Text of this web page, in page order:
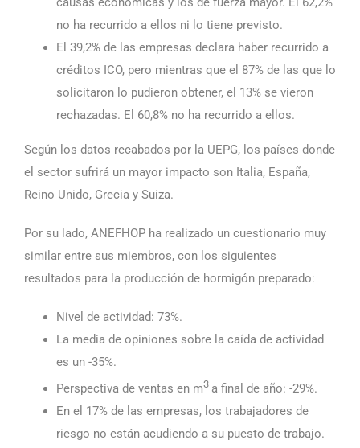
no ha recurrido a ellos ni lo tiene previsto.
El 39,2% de las empresas declara haber recurrido a
créditos ICO, pero mientras que el 87% de las que lo
solicitaron lo pudieron obtener, el 13% se vieron
rechazadas. El 60,8% no ha recurrido a ellos.
Según los datos recabados por la UEPG, los países donde
el sector sufrirá un mayor impacto son Italia, España,
Reino Unido, Grecia y Suiza.
Por su lado, ANEFHOP ha realizado un cuestionario muy
similar entre sus miembros, con los siguientes
resultados para la producción de hormigón preparado:
Nivel de actividad: 73%.
La media de opiniones sobre la caída de actividad
es un -35%.
Perspectiva de ventas en m3 a final de año: -29%.
En el 17% de las empresas, los trabajadores de
riesgo no están acudiendo a su puesto de trabajo.